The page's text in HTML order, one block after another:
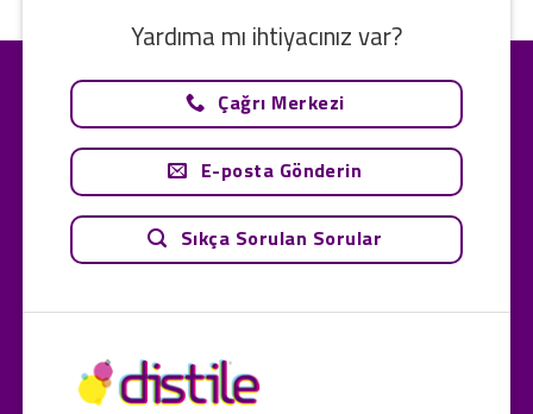
Yardıma mı ihtiyacınız var?
Çağrı Merkezi
E-posta Gönderin
Sıkça Sorulan Sorular